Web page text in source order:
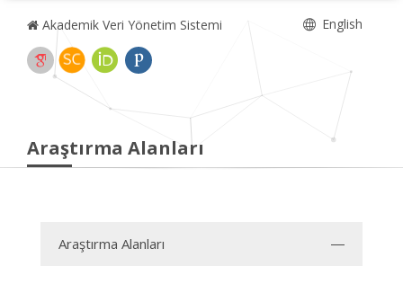
Akademik Veri Yönetim Sistemi English
Araştırma Alanları
Araştırma Alanları